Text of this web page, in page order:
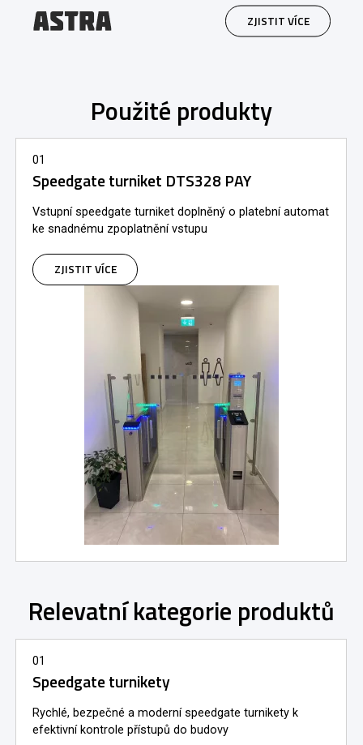
ZJISTIT VÍCE
Použité produkty
01
Speedgate turniket DTS328 PAY
Vstupní speedgate turniket doplněný o platební automat
ke snadnému zpoplatnění vstupu
ZJISTIT VÍCE
Relevatní kategorie produktů
01
Speedgate turnikety
Rychlé, bezpečné a moderní speedgate turnikety k
efektivní kontrole přístupů do budovy